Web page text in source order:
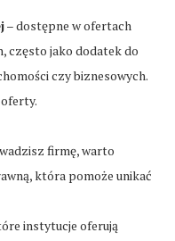
– dostępne w ofertach
często jako dodatek do
czy biznesowych.
firmę, warto
która pomoże unikać
instytucje oferują